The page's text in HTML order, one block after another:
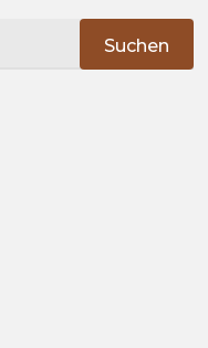
Suchen